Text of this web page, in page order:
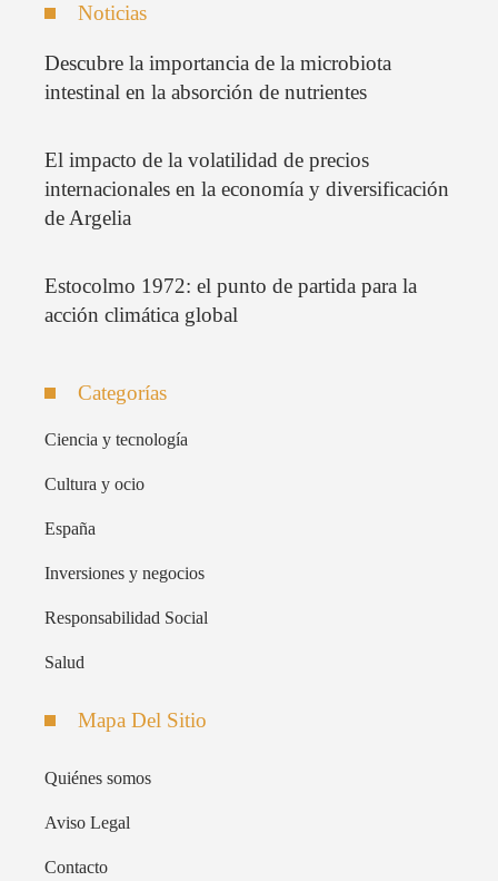
Noticias
Descubre la importancia de la microbiota
intestinal en la absorción de nutrientes
El impacto de la volatilidad de precios
internacionales en la economía y diversificación
de Argelia
Estocolmo 1972: el punto de partida para la
acción climática global
Categorías
Ciencia y tecnología
Cultura y ocio
España
Inversiones y negocios
Responsabilidad Social
Salud
Mapa Del Sitio
Quiénes somos
Aviso Legal
Contacto